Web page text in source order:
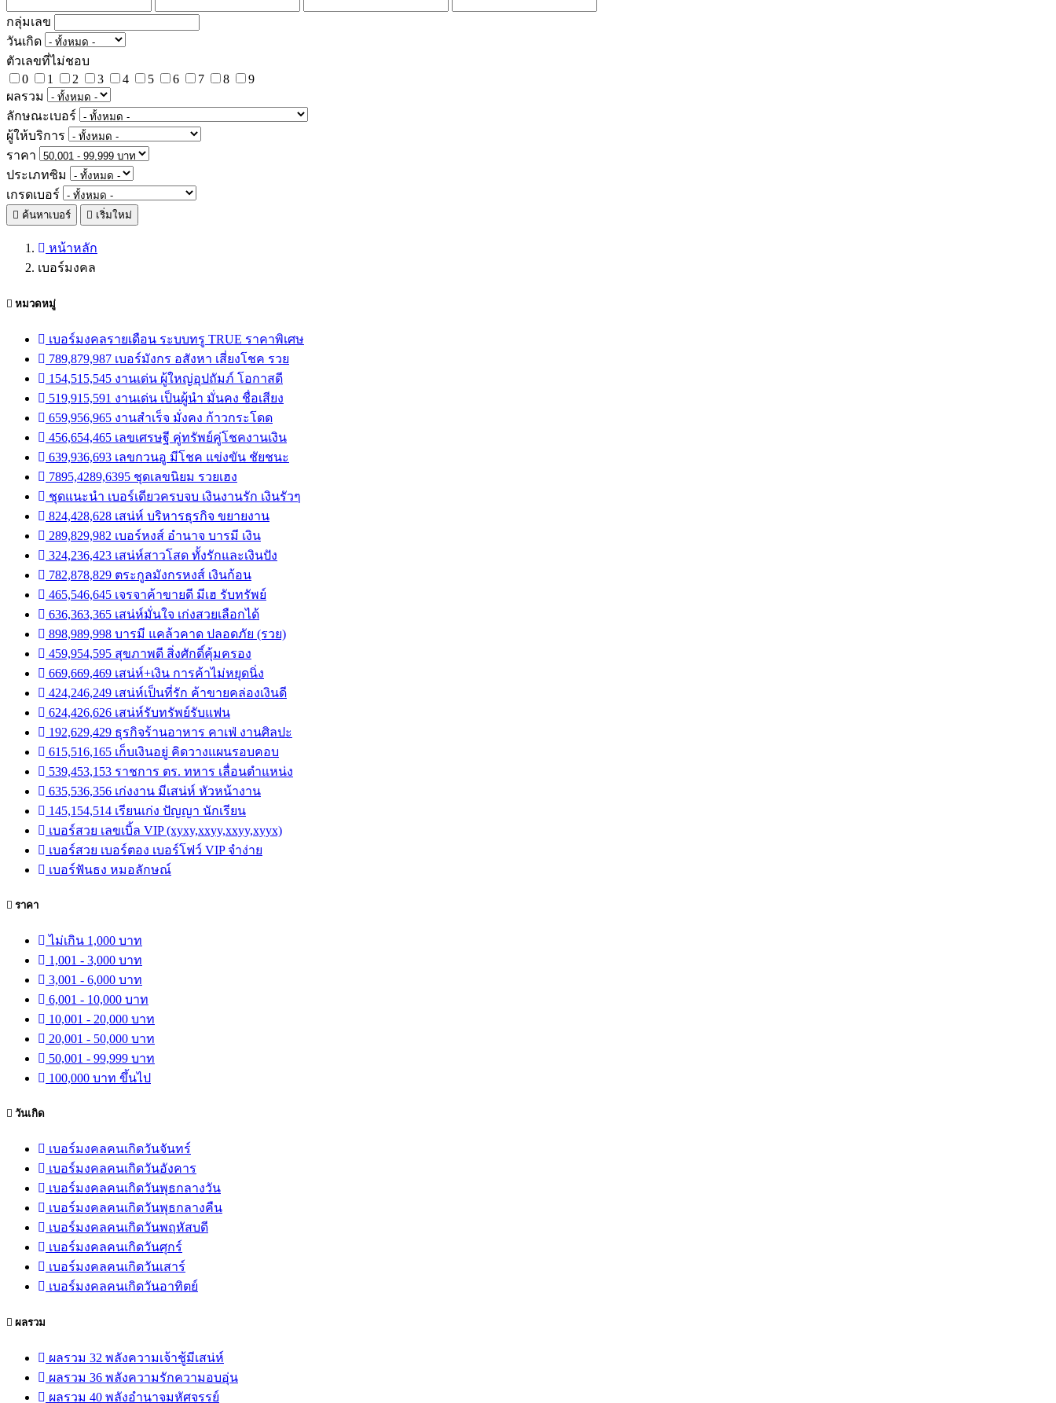
กลุ่มเลข
วันเกิด
ตัวเลขที่ไม่ชอบ
0
1 2 3 4 5 6 7 8
9
ผลรวม
ลักษณะเบอร์
ผู้ให้บริการ
ราคา
ประเภทซิม
เกรดเบอร์
ค้นหาเบอร์ เริ่มใหม่
หน้าหลัก
เบอร์มงคล
หมวดหมู่
เบอร์มงคลรายเดือน ระบบทรู TRUE ราคาพิเศษ
789,879,987 เบอร์มังกร อสังหา เสี่ยงโชค รวย
154,515,545 งานเด่น ผู้ใหญ่อุปถัมภ์ โอกาสดี
519,915,591 งานเด่น เป็นผู้นำ มั่นคง ชื่อเสียง
659,956,965 งานสำเร็จ มั่งคง ก้าวกระโดด
456,654,465 เลขเศรษฐี คู่ทรัพย์คู่โชคงานเงิน
639,936,693 เลขกวนอู มีโชค แข่งขัน ชัยชนะ
7895,4289,6395 ชุดเลขนิยม รวยเฮง
ชุดแนะนำ เบอร์เดียวครบจบ เงินงานรัก เงินรัวๆ
824,428,628 เสน่ห์ บริหารธุรกิจ ขยายงาน
289,829,982 เบอร์หงส์ อำนาจ บารมี เงิน
324,236,423 เสน่ห์สาวโสด ทั้งรักและเงินปัง
782,878,829 ตระกูลมังกรหงส์ เงินก้อน
465,546,645 เจรจาค้าขายดี มีเฮ รับทรัพย์
636,363,365 เสน่ห์มั่นใจ เก่งสวยเลือกได้
898,989,998 บารมี แคล้วคาด ปลอดภัย (รวย)
459,954,595 สุขภาพดี สิ่งศักดิ์คุ้มครอง
669,669,469 เสน่ห์+เงิน การค้าไม่หยุดนิ่ง
424,246,249 เสน่ห์เป็นที่รัก ค้าขายคล่องเงินดี
624,426,626 เสน่ห์รับทรัพย์รับแฟน
192,629,429 ธุรกิจร้านอาหาร คาเฟ่ งานศิลปะ
615,516,165 เก็บเงินอยู่ คิดวางแผนรอบคอบ
539,453,153 ราชการ ตร. ทหาร เลื่อนตำแหน่ง
635,536,356 เก่งงาน มีเสน่ห์ หัวหน้างาน
145,154,514 เรียนเก่ง ปัญญา นักเรียน
เบอร์สวย เลขเบิ้ล VIP (xyxy,xxyy,xxyy,xyyx)
เบอร์สวย เบอร์ตอง เบอร์โฟว์ VIP จำง่าย
เบอร์ฟันธง หมอลักษณ์
ราคา
ไม่เกิน 1,000 บาท
1,001 - 3,000 บาท
3,001 - 6,000 บาท
6,001 - 10,000 บาท
10,001 - 20,000 บาท
20,001 - 50,000 บาท
50,001 - 99,999 บาท
100,000 บาท ขึ้นไป
วันเกิด
เบอร์มงคลคนเกิดวันจันทร์
เบอร์มงคลคนเกิดวันอังคาร
เบอร์มงคลคนเกิดวันพุธกลางวัน
เบอร์มงคลคนเกิดวันพุธกลางคืน
เบอร์มงคลคนเกิดวันพฤหัสบดี
เบอร์มงคลคนเกิดวันศุกร์
เบอร์มงคลคนเกิดวันเสาร์
เบอร์มงคลคนเกิดวันอาทิตย์
ผลรวม
ผลรวม 32 พลังความเจ้าชู้มีเสน่ห์
ผลรวม 36 พลังความรักความอบอุ่น
ผลรวม 40 พลังอำนาจมหัศจรรย์